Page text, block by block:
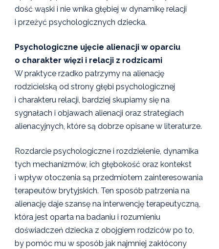
dość wąski i nie wnika głębiej w dynamikę relacji
i przeżyć psychologicznych dziecka.
Psychologiczne ujęcie alienacji w oparciu
o charakter więzi i relacji z rodzicami
W praktyce rzadko patrzymy na alienację
rodzicielską od strony głębi psychologicznej
i charakteru relacji, bardziej skupiamy się na
sygnałach i objawach alienacji oraz strategiach
alienacyjnych, które są dobrze opisane w literaturze.
Rozdarcie psychologiczne i rozdzielenie, dynamika
tych mechanizmów, ich głębokość oraz kontekst
i wpływ otoczenia są przedmiotem zainteresowania
terapeutów brytyjskich. Ten sposób patrzenia na
alienację daje szansę na interwencję terapeutyczną,
która jest oparta na badaniu i rozumieniu
doświadczeń dziecka z obojgiem rodziców po to,
by pomóc mu w sposób jak najmniej zakłócony